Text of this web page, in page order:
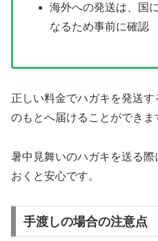
海外への発送は、国
なるため事前に確認
正しい料金でハガキを発送
のもとへ届けることができま
暑中見舞いのハガキを送る
おくと安心です。
手渡しの場合の注意点